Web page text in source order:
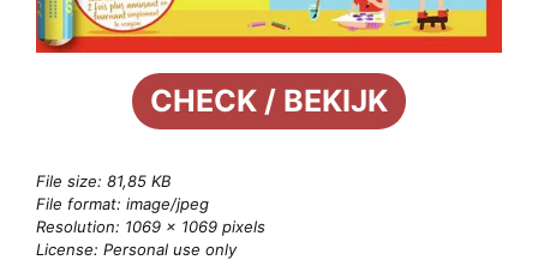
CHECK / BEKIJK
File size: 81,85 KB
File format: image/jpeg
Resolution: 1069 × 1069 pixels
License: Personal use only